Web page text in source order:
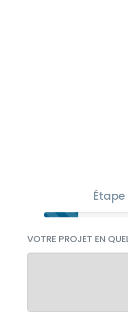
Étape
VOTRE PROJET EN